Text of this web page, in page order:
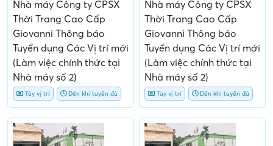
Nhà máy Công ty CPSX
Thời Trang Cao Cấp
Giovanni Thông báo
Tuyển dụng Các Vị trí mới
(Làm việc chính thức tại
Nhà máy số 2)
Tùy vị trí Đến khi tuyển đủ
Nhà máy Công ty CPSX
Thời Trang Cao Cấp
Giovanni Thông báo
Tuyển dụng Các Vị trí mới
(Làm việc chính thức tại
Nhà máy số 2)
Tùy vị trí Đến khi tuyển đủ